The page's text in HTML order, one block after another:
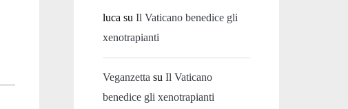
luca suIl Vaticano benedice gli
xenotrapianti
Veganzetta suIl Vaticano
benedice gli xenotrapianti